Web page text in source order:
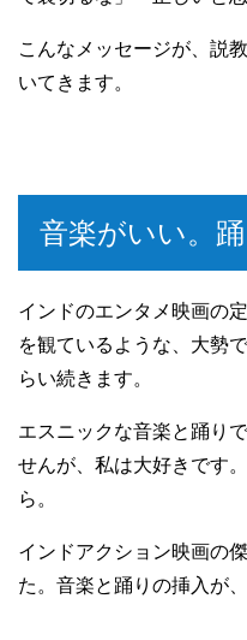
こんなメッセージが、説
いてきます。
音楽がいい。
インドのエンタメ映画の
を観ているような、大勢
らい続きます。
エスニックな音楽と踊り
せんが、私は大好きです
ら。
インドアクション映画の傑
た。音楽と踊りの挿入が